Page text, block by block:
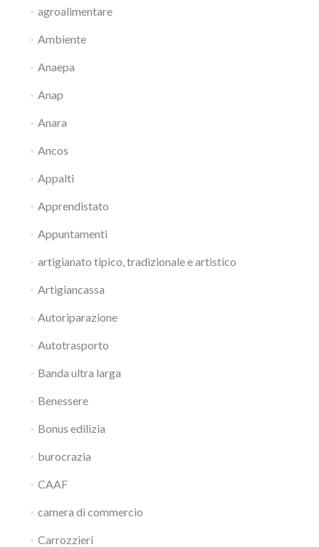
agroalimentare
Ambiente
Anaepa
Anap
Anara
Ancos
Appalti
Apprendistato
Appuntamenti
artigianato tipico, tradizionale e artistico
Artigiancassa
Autoriparazione
Autotrasporto
Banda ultra larga
Benessere
Bonus edilizia
burocrazia
CAAF
camera di commercio
Carrozzieri